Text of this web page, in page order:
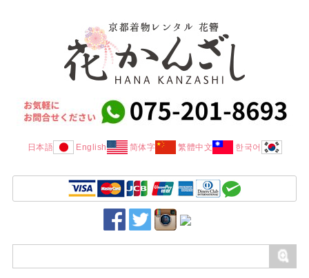
日本語 English 简体字 繁體中文 한국어